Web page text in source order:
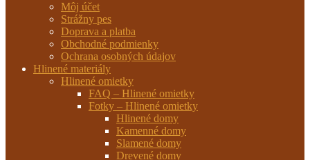
Môj účet
Strážny pes
Doprava a platba
Obchodné podmienky
Ochrana osobných údajov
Hlinené materiály
Hlinené omietky
FAQ – Hlinené omietky
Fotky – Hlinené omietky
Hlinené domy
Kamenné domy
Slamené domy
Drevené domy